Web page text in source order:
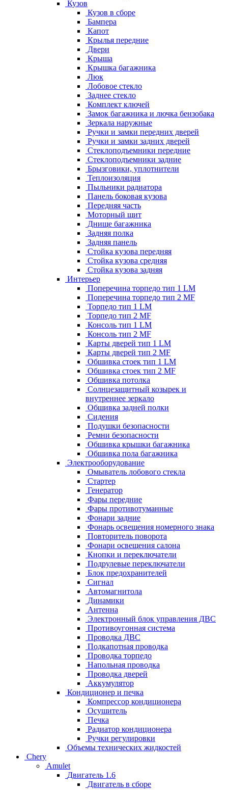
Кузов
Кузов в сборе
Бампера
Капот
Крылья передние
Двери
Крыша
Крышка багажника
Люк
Лобовое стекло
Заднее стекло
Комплект ключей
Замок багажника и лючка бензобака
Зеркала наружные
Ручки и замки передних дверей
Ручки и замки задних дверей
Стеклоподъемники передние
Стеклоподъемники задние
Брызговики, уплотнители
Теплоизоляция
Пыльники радиатора
Панель боковая кузова
Передняя часть
Моторный щит
Днище багажника
Задняя полка
Задняя панель
Стойка кузова передняя
Стойка кузова средняя
Стойка кузова задняя
Интерьер
Поперечина торпедо тип 1 LM
Поперечина торпедо тип 2 MF
Торпедо тип 1 LM
Торпедо тип 2 MF
Консоль тип 1 LM
Консоль тип 2 MF
Карты дверей тип 1 LM
Карты дверей тип 2 MF
Обшивка стоек тип 1 LM
Обшивка стоек тип 2 MF
Обшивка потолка
Солнцезащитный козырек и
внутреннее зеркало
Обшивка задней полки
Сидения
Подушки безопасности
Ремни безопасности
Обшивка крышки багажника
Обшивка пола багажника
Электрооборудование
Омыватель лобового стекла
Стартер
Генератор
Фары передние
Фары противотуманные
Фонари задние
Фонарь освещения номерного знака
Повторитель поворота
Фонари освещения салона
Кнопки и переключатели
Подрулевые переключатели
Блок предохранителей
Сигнал
Автомагнитола
Динамики
Антенна
Электронный блок управления ДВС
Противоугонная система
Проводка ДВС
Подкапотная проводка
Проводка торпедо
Напольная проводка
Проводка дверей
Аккумулятор
Кондиционер и печка
Компрессор кондиционера
Осушитель
Печка
Радиатор кондиционера
Ручки регулировки
Объемы технических жидкостей
Chery
Amulet
Двигатель 1.6
Двигатель в сборе